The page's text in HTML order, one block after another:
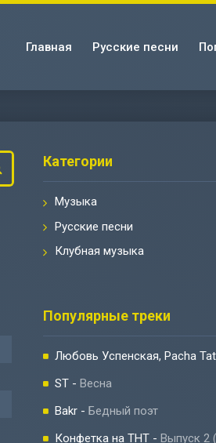
Главная Русские песни
Категории
Музыка
Русские песни
Клубная музыка
Популярные треки
Любовь Успенская, Pacha
ST - Весна
Bakr - Бедный поэт
Конфетка на ТНТ - Выпуск 2